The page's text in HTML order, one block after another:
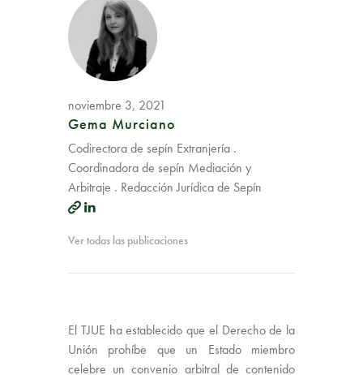
noviembre 3, 2021
Gema Murciano
Codirectora de sepín Extranjería .
Coordinadora de sepín Mediación y
Arbitraje . Redacción Jurídica de Sepín
Ver todas las publicaciones
El TJUE ha establecido que el Derecho de la
Unión prohíbe que un Estado miembro
celebre un convenio arbitral de contenido